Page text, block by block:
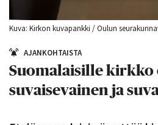
Kuva: Kirkon kuvapankki / Oulun
AJANKOHTAISTA
Suomalaisille kirkko
suvaisevainen ja